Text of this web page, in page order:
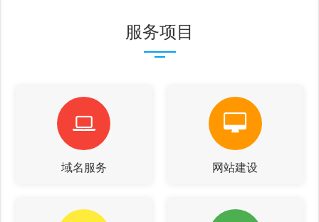
服务项目
域名服务 网站建设